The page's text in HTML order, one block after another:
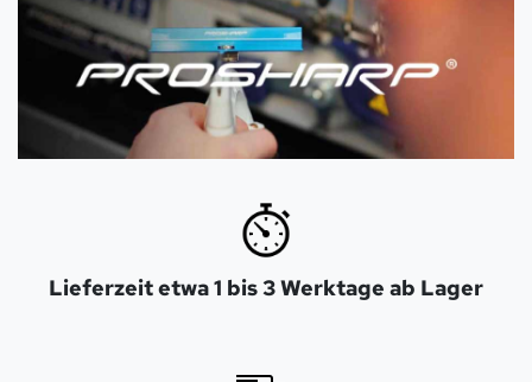
Lieferzeit etwa 1 bis 3 Werktage ab Lager